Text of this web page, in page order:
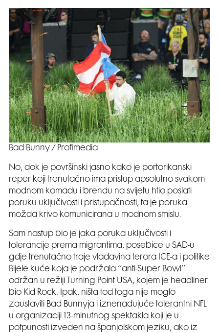
Bad Bunny / Profimedia
No, dok je površinski jasno kako je portorikanski
reper koji trenutačno ima pristup apsolutno svakom
modnom komadu i brendu na svijetu htio poslati
poruku uključivosti i pristupačnosti, ta je poruka
možda krivo komunicirana u modnom smislu.
Sam nastup bio je jaka poruka uključivosti i
tolerancije prema migrantima, posebice u SAD-u
gdje trenutačno traje vladavina terora ICE-a i politike
Bijele kuće koja je podržala ‘’anti-Super Bowl’’
održan u režiji Turning Point USA, kojem je headliner
bio Kid Rock. Ipak, ništa tod toga nije moglo
zaustaviti Bad Bunnyja i iznenađujuće tolerantni NFL
u organizaciji 13-minutnog spektakla koji je u
potpunosti izveden na španjolskom jeziku, ako iz